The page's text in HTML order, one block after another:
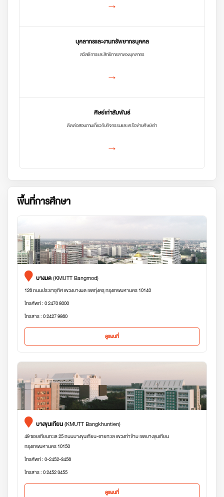
→
บุคลากรและงานทรัพยากรบุคคล
สวัสดิการและสิทธิการลาของบุคลากร
→
ศิษย์เก่าสัมพันธ์
ติดต่อสอบถามเกี่ยวกับกิจกรรมและเครือข่ายศิษย์เก่า
→
พื้นที่การศึกษา
บางมด(KMUTT Bangmod)
126 ถนนประชาอุทิศ แขวงบางมด เขตทุ่งครุ กรุงเทพมหานคร 10140
โทรศัพท์ : 0 2470 8000
โทรสาร : 0 2427 9860
ดูแผนที่
บางขุนเทียน(KMUTT Bangkhuntien)
49 ซอยเทียนทะเล 25 ถนนบางขุนเทียน-ชายทะเล แขวงท่าข้าม เขตบางขุนเทียน
กรุงเทพมหานคร 10150
โทรศัพท์ : 0-2452-3456
โทรสาร : 0 2452 3455
ดูแผนที่